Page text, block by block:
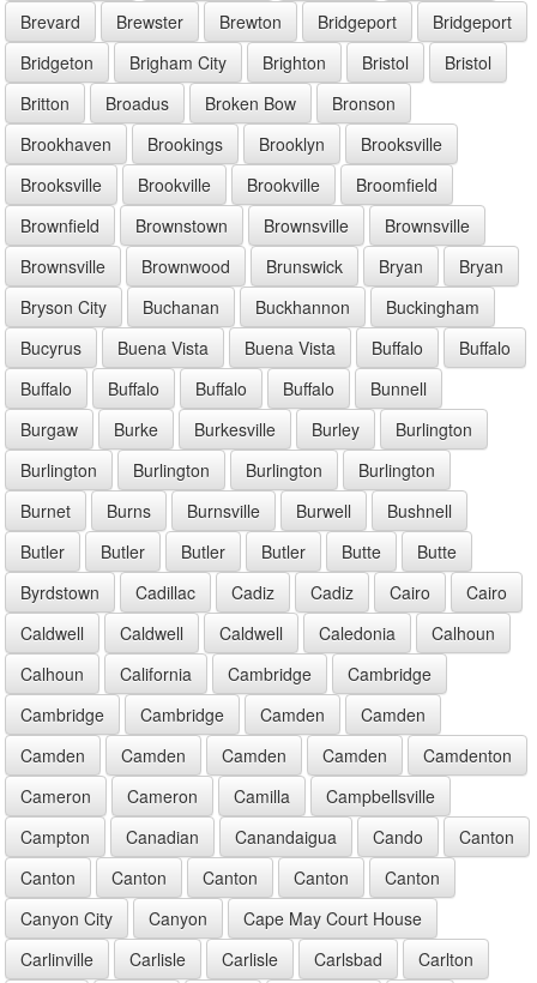
Brevard
Brewster Brewton Bridgeport
Bridgeport
Bridgeton
Brigham City Brighton Bristol
Bristol
Britton
Broadus Broken Bow
Bronson
Brookhaven
Brookings Brooklyn
Brooksville
Brooksville
Brookville Brookville
Broomfield
Brownfield
Brownstown Brownsville
Brownsville
Brownsville
Brownwood Brunswick Bryan
Bryan
Bryson City
Buchanan Buckhannon
Buckingham
Bucyrus
Buena Vista Buena Vista Buffalo
Buffalo
Buffalo
Buffalo Buffalo Buffalo
Bunnell
Burgaw
Burke Burkesville Burley
Burlington
Burlington
Burlington Burlington
Burlington
Burnet
Burns Burnsville Burwell
Bushnell
Butler
Butler Butler Butler Butte
Butte
Byrdstown
Cadillac Cadiz Cadiz Cairo
Cairo
Caldwell
Caldwell Caldwell Caledonia
Calhoun
Calhoun
California Cambridge
Cambridge
Cambridge
Cambridge Camden
Camden
Camden
Camden Camden Camden
Camdenton
Cameron
Cameron Camilla
Campbellsville
Campton
Canadian Canandaigua Cando
Canton
Canton
Canton Canton Canton
Canton
Canyon City
Canyon
Cape May Court House
Carlinville
Carlisle Carlisle Carlsbad Carlton